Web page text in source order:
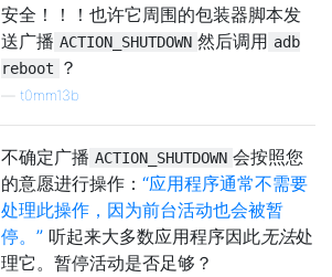
安全！！！也许它周围的包装器脚本发
送广播 ACTION_SHUTDOWN 然后调用 adb
reboot
？
t0mm13b
不确定广播 ACTION_SHUTDOWN 会按照您
的意愿进行操作： “应用程序通常不需要
处理此操作，因为前台活动也会被暂
停。” 听起来大多数应用程序因此无法处
理它。暂停活动是否足够？